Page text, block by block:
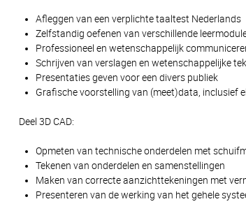
Afleggen van een verplichte taaltest Nederlands
Zelfstandig oefenen van verschillende
Professioneel en wetenschappelijk
Schrijven van verslagen en wetenschappelijke
Presentaties geven voor een divers publiek
Grafische voorstelling van (meet)data, inclusief
Deel 3D CAD:
Opmeten van technische onderdelen met
Tekenen van onderdelen en samenstellingen
Maken van correcte aanzichttekeningen met
Presenteren van de werking van het gehele